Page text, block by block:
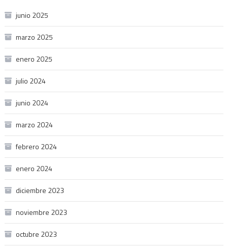
junio 2025
marzo 2025
enero 2025
julio 2024
junio 2024
marzo 2024
febrero 2024
enero 2024
diciembre 2023
noviembre 2023
octubre 2023